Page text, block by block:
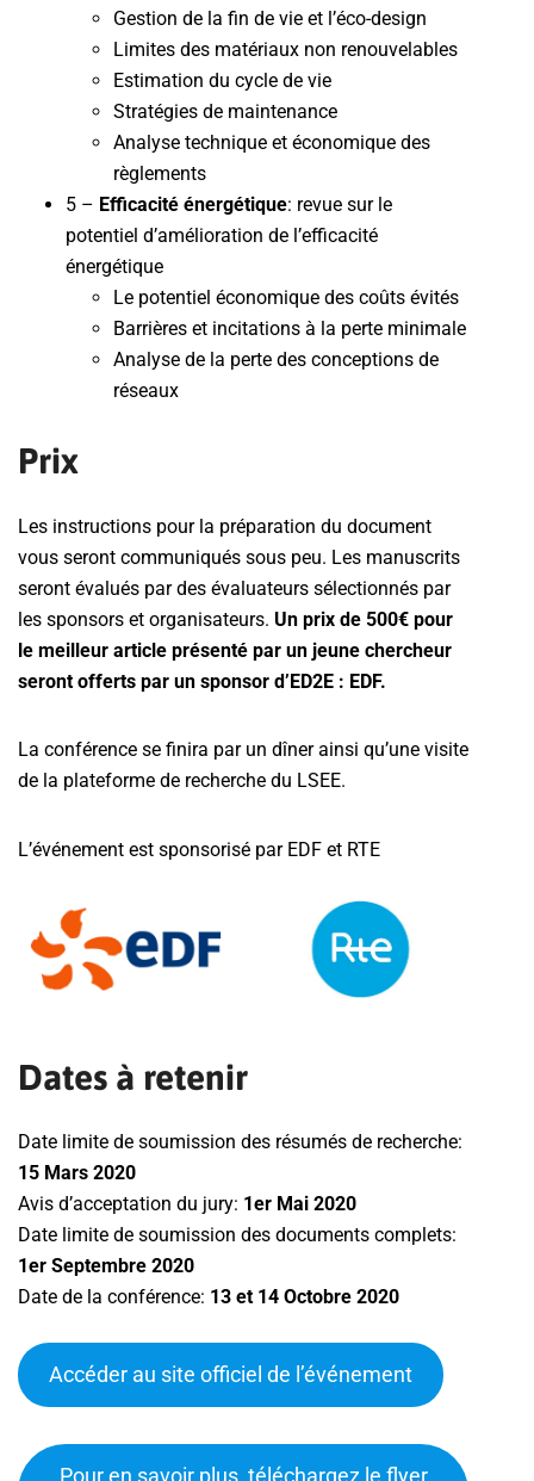
Gestion de la fin de vie et l’éco-design
Limites des matériaux non renouvelables
Estimation du cycle de vie
Stratégies de maintenance
Analyse technique et économique des
règlements
5 – Efficacité énergétique: revue sur le
potentiel d’amélioration de l’efficacité
énergétique
Le potentiel économique des coûts évités
Barrières et incitations à la perte minimale
Analyse de la perte des conceptions de
réseaux
Prix
Les instructions pour la préparation du document
vous seront communiqués sous peu. Les manuscrits
seront évalués par des évaluateurs sélectionnés par
les sponsors et organisateurs. Un prix de 500€ pour
le meilleur article présenté par un jeune chercheur
seront offerts par un sponsor d’ED2E : EDF.
La conférence se finira par un dîner ainsi qu’une visite
de la plateforme de recherche du LSEE.
L’événement est sponsorisé par EDF et RTE
Dates à retenir
Date limite de soumission des résumés de recherche:
15 Mars 2020
Avis d’acceptation du jury: 1er Mai 2020
Date limite de soumission des documents complets:
1er Septembre 2020
Date de la conférence: 13 et 14 Octobre 2020
Accéder au site officiel de l’événement
Pour en savoir plus, téléchargez le flyer